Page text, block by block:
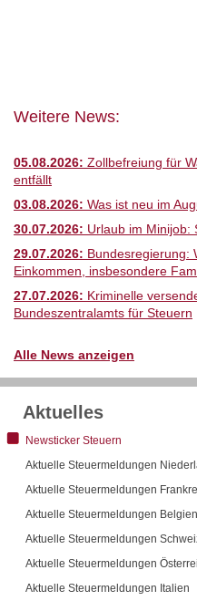
Weitere News:
05.08.2026: Zollbefreiung für
entfällt
03.08.2026: Was ist neu im
30.07.2026: Urlaub im Minijob:
29.07.2026: Bundesregierung:
Einkommen, insbesondere
27.07.2026: Kriminelle
Bundeszentralamts für Steuern
Alle News anzeigen
Aktuelles
Newsticker Steuern
Aktuelle Steuermeldungen
Aktuelle Steuermeldungen
Aktuelle Steuermeldungen Belgien
Aktuelle Steuermeldungen
Aktuelle Steuermeldungen
Aktuelle Steuermeldungen Italien